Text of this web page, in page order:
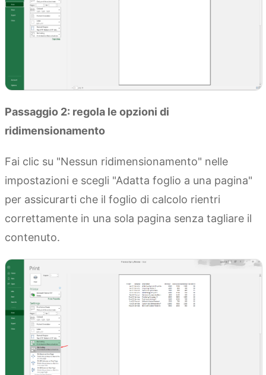
Passaggio 2: regola le opzioni di
ridimensionamento
Fai clic su "Nessun ridimensionamento" nelle
impostazioni e scegli "Adatta foglio a una pagina"
per assicurarti che il foglio di calcolo rientri
correttamente in una sola pagina senza tagliare il
contenuto.